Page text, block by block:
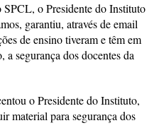
SPCL, o Presidente do Instituto
garantiu, através de email
de ensino tiveram e têm em
segurança dos docentes da
o Presidente do Instituto,
material para segurança dos